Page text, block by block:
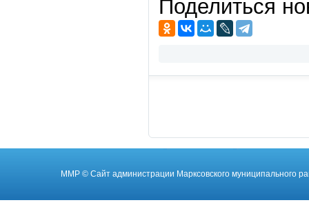
Поделиться
ММР © Cайт администрации Марксовского муниципального